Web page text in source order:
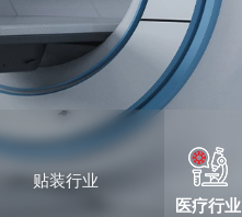
贴装行业
医疗行业